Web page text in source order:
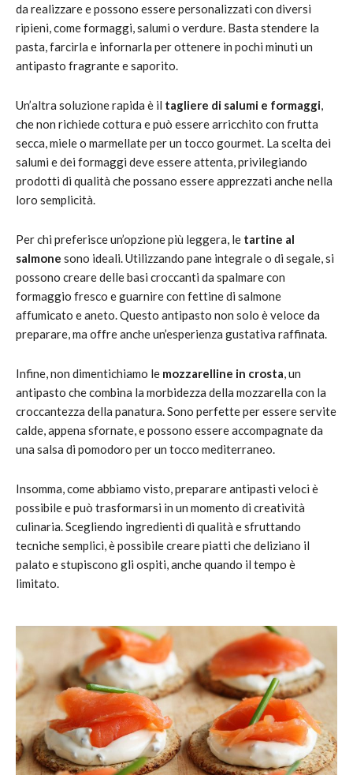
da realizzare e possono essere personalizzati con diversi
ripieni, come formaggi, salumi o verdure. Basta stendere la
pasta, farcirla e infornarla per ottenere in pochi minuti un
antipasto fragrante e saporito.
Un’altra soluzione rapida è il tagliere di salumi e formaggi,
che non richiede cottura e può essere arricchito con frutta
secca, miele o marmellate per un tocco gourmet. La scelta dei
salumi e dei formaggi deve essere attenta, privilegiando
prodotti di qualità che possano essere apprezzati anche nella
loro semplicità.
Per chi preferisce un’opzione più leggera, le tartine al
salmone sono ideali. Utilizzando pane integrale o di segale, si
possono creare delle basi croccanti da spalmare con
formaggio fresco e guarnire con fettine di salmone
affumicato e aneto. Questo antipasto non solo è veloce da
preparare, ma offre anche un’esperienza gustativa raffinata.
Infine, non dimentichiamo le mozzarelline in crosta, un
antipasto che combina la morbidezza della mozzarella con la
croccantezza della panatura. Sono perfette per essere servite
calde, appena sfornate, e possono essere accompagnate da
una salsa di pomodoro per un tocco mediterraneo.
Insomma, come abbiamo visto, preparare antipasti veloci è
possibile e può trasformarsi in un momento di creatività
culinaria. Scegliendo ingredienti di qualità e sfruttando
tecniche semplici, è possibile creare piatti che deliziano il
palato e stupiscono gli ospiti, anche quando il tempo è
limitato.